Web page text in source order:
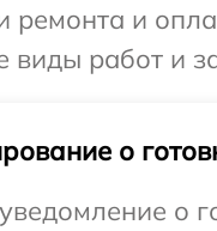
ремонта и
виды работ и
о
о